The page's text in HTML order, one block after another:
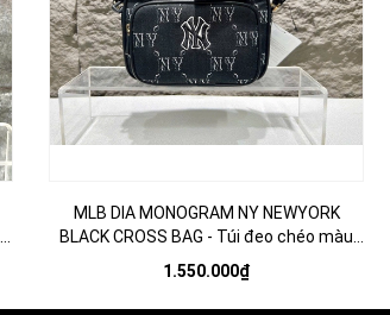
MLB DIA MONOGRAM NY NEWYORK
BLACK CROSS BAG - Túi đeo chéo màu
đen
1.550.000₫